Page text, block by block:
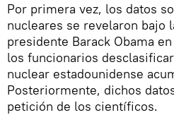
Por primera vez, los datos
nucleares se revelaron bajo
presidente Barack Obama
los funcionarios
nuclear estadounidense
Posteriormente, dichos
petición de los científicos.